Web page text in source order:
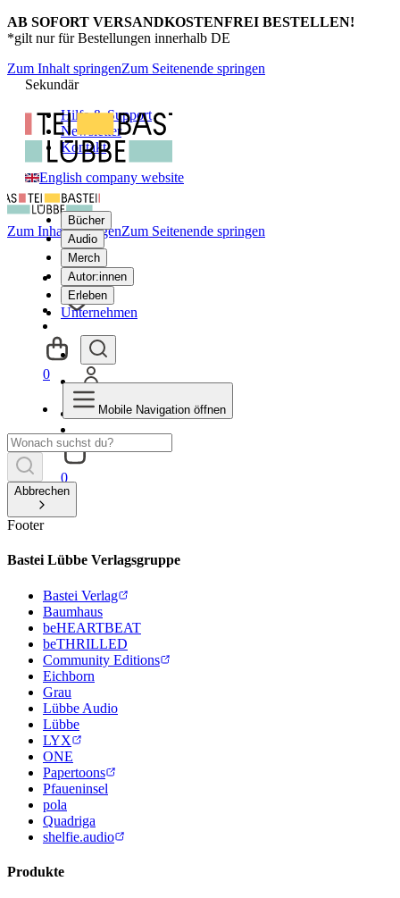
AB SOFORT VERSANDKOSTENFREI BESTELLEN!
*gilt nur für Bestellungen innerhalb DE
Zum Inhalt springenZum Seitenende springen
Sekundär
Hilfe & Support
Newsletter
Kontakt
English company website
Bücher
Audio
Merch
Autor:innen
Erleben
Unternehmen
0
Zum Inhalt springenZum Seitenende springen
0
Mobile Navigation öffnen
Abbrechen
Footer
Bastei Lübbe Verlagsgruppe
Bastei Verlag
Baumhaus
beHEARTBEAT
beTHRILLED
Community Editions
Eichborn
Grau
Lübbe Audio
Lübbe
LYX
ONE
Papertoons
Pfaueninsel
pola
Quadriga
shelfie.audio
Produkte